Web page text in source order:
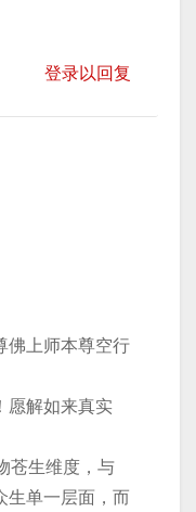
登录以回复
佛上师本尊空行
愿解如来真实
苍生维度，与
生单一层面，而